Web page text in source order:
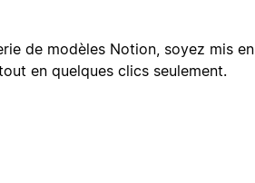
de modèles Notion, soyez mis en
en quelques clics seulement.